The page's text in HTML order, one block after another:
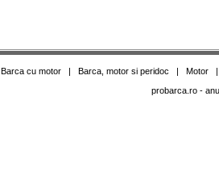
Barca cu motor| Barca, motor si peridoc | Motor
probarca.ro-